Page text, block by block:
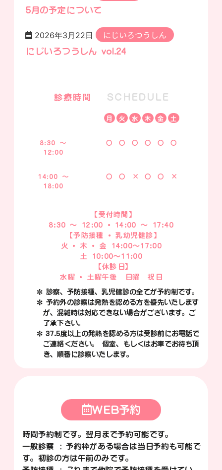
5月の予定について
2026年3月22日 にじいろつうしん
にじいろつうしん vol.24
診療時間 SCHEDULE
月 火 水 木 金 土
8:30 ～
12:00
〇 〇 〇 〇 〇 〇
14:00 ～
18:00
〇 〇 × 〇 〇 ×
【 受付時間】
8:30 ～ 12:00・ 14:00 ～ 17:40
【 予防接種・ 乳幼児健診】
火・ 木・ 金 14:00～17:00
土 10:00～11:00
【 休診日】
水曜・ 土曜午後 日曜 祝日
＊ 診察、予防接種、乳児健診の全てが予約制です。
＊ 予約外の診察は発熱を認める方を優先いたします
が、混雑時は対応できない場合がございます。ご
了承下さい。
＊ 37.5度以上の発熱を認める方は受診前にお電話で
ご連絡ください。 個室、もしくはお車でお待ち頂
き、順番に診察いたします。
WEB予約
時間予約制です。翌月まで予約可能です。
一般診察： 予約枠がある場合は当日予約も可能で
す。初診の方は午前のみです。